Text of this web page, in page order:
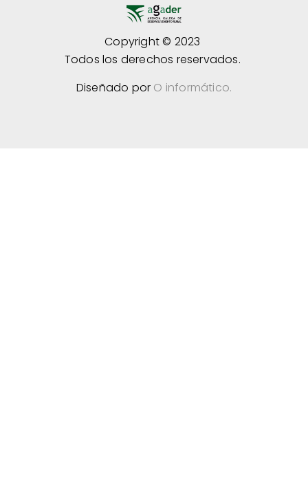
Copyright © 2023
Todos los derechos reservados.
Diseñado por O informático.